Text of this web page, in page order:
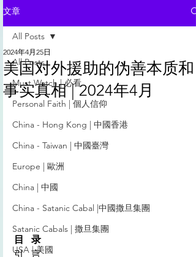
文章
All Posts
Must Watch | 必看
Personal Faith | 個人信仰
China - Hong Kong | 中國香港
China - Taiwan | 中國臺灣
Europe | 歐洲
China | 中國
China - Satanic Cabal |中國撒旦集團
Satanic Cabals | 撒旦集團
USA | 美國
All Posts
美国对外援助的伪善本质和
事实真相 | 2024年4月
2024年4月25日
目  录
引  言